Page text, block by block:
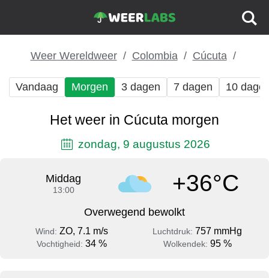
Weer Wereldweer Colombia Cúcuta
Vandaag Morgen 3 dagen 7 dagen 10
Het weer in Cúcuta morgen
zondag, 9 augustus 2026
Middag
13:00 +36°C
Overwegend bewolkt
Wind: ZO, 7.1 m/s Luchtdruk: 757 mmHg
Vochtigheid: 34 % Wolkendek: 95 %